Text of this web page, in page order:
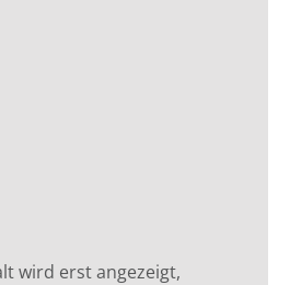
wird erst angezeigt,